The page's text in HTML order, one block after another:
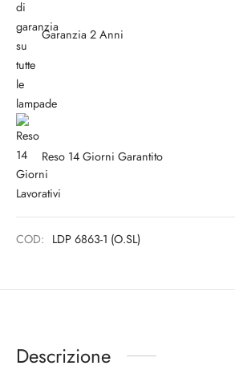
Garanzia 2 Anni
Reso 14 Giorni Garantito
COD: LDP 6863-1 (O.SL)
Descrizione